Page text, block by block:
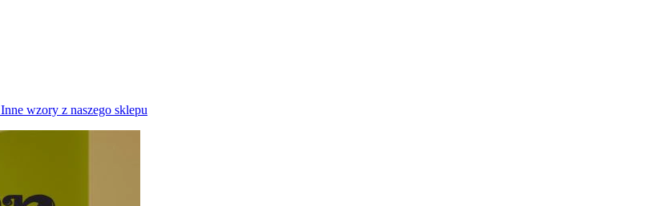
Inne wzory z naszego sklepu